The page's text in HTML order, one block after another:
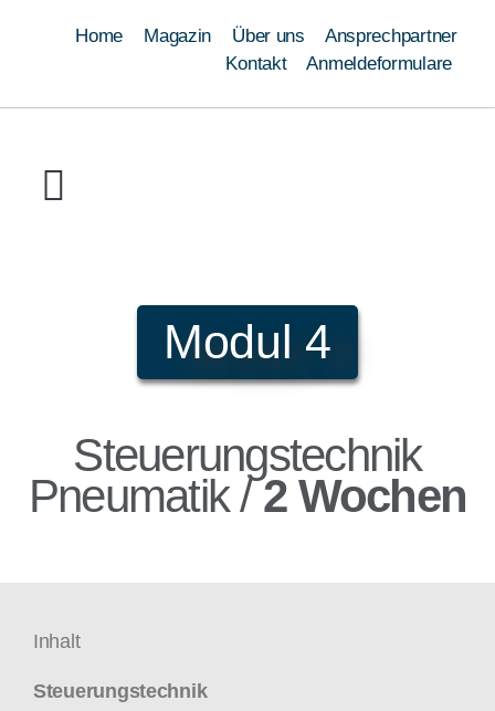
Home Magazin Über uns
Ansprechpartner
KontaktAnmeldeformulare
Modul 4
Steuerungstechnik
Pneumatik /2 Wochen
Inhalt
Steuerungstechnik